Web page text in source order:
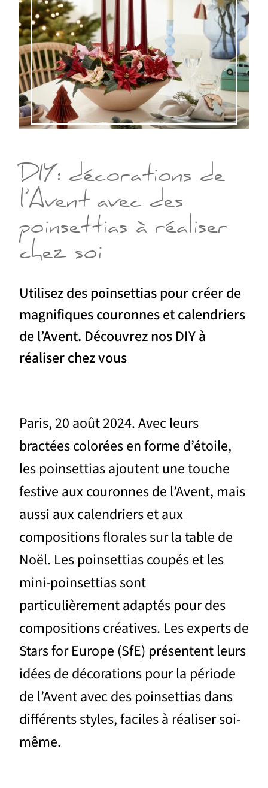
DIY: décorations de
l’Avent avec des
poinsettias à réaliser
chez soi
Utilisez des poinsettias pour créer de
magnifiques couronnes et calendriers
de l’Avent. Découvrez nos DIY à
réaliser chez vous
Paris, 20 août 2024. Avec leurs
bractées colorées en forme d’étoile,
les poinsettias ajoutent une touche
festive aux couronnes de l’Avent, mais
aussi aux calendriers et aux
compositions florales sur la table de
Noël. Les poinsettias coupés et les
mini-poinsettias sont
particulièrement adaptés pour des
compositions créatives. Les experts de
Stars for Europe (SfE) présentent leurs
idées de décorations pour la période
de l’Avent avec des poinsettias dans
différents styles, faciles à réaliser soi-
même.